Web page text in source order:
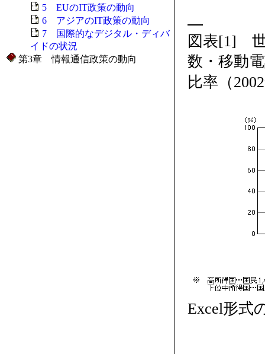
5 EUのIT政策の動向
6 アジアのIT政策の動向
7 国際的なデジタル・ディバ
イドの状況
第3章 情報通信政策の動向
図表[1]
数・移動
比率（
Excel形式